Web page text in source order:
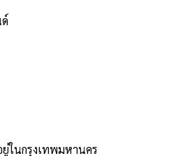
ในกรุงเทพมหานคร